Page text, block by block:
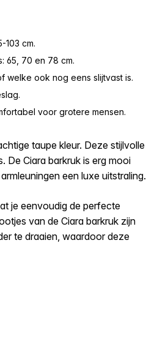
cm.
65, 70 en 78 cm.
welke ook nog eens slijtvast is.
voor grotere mensen.
taupe kleur. Deze stijlvolle
De Ciara barkruk is erg mooi
een luxe uitstraling.
je eenvoudig de perfecte
van de Ciara barkruk zijn
te draaien, waardoor deze